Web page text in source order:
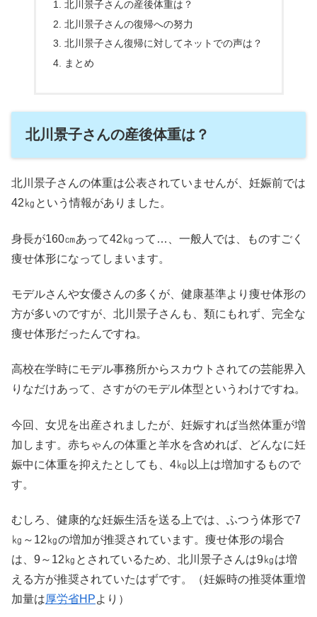
北川景子さんの産後体重は？
北川景子さんの復帰への努力
北川景子さん復帰に対してネットでの声は？
まとめ
北川景子さんの産後体重は？
北川景子さんの体重は公表されていませんが、妊娠前では
42㎏という情報がありました。
身長が160㎝あって42㎏って…、一般人では、ものすごく
痩せ体形になってしまいます。
モデルさんや女優さんの多くが、健康基準より痩せ体形の
方が多いのですが、北川景子さんも、類にもれず、完全な
痩せ体形だったんですね。
高校在学時にモデル事務所からスカウトされての芸能界入
りなだけあって、さすがのモデル体型というわけですね。
今回、女児を出産されましたが、妊娠すれば当然体重が増
加します。赤ちゃんの体重と羊水を含めれば、どんなに妊
娠中に体重を抑えたとしても、4㎏以上は増加するもので
す。
むしろ、健康的な妊娠生活を送る上では、ふつう体形で7
㎏～12㎏の増加が推奨されています。痩せ体形の場合
は、9～12㎏とされているため、北川景子さんは9㎏は増
える方が推奨されていたはずです。（妊娠時の推奨体重増
加量は厚労省HPより）